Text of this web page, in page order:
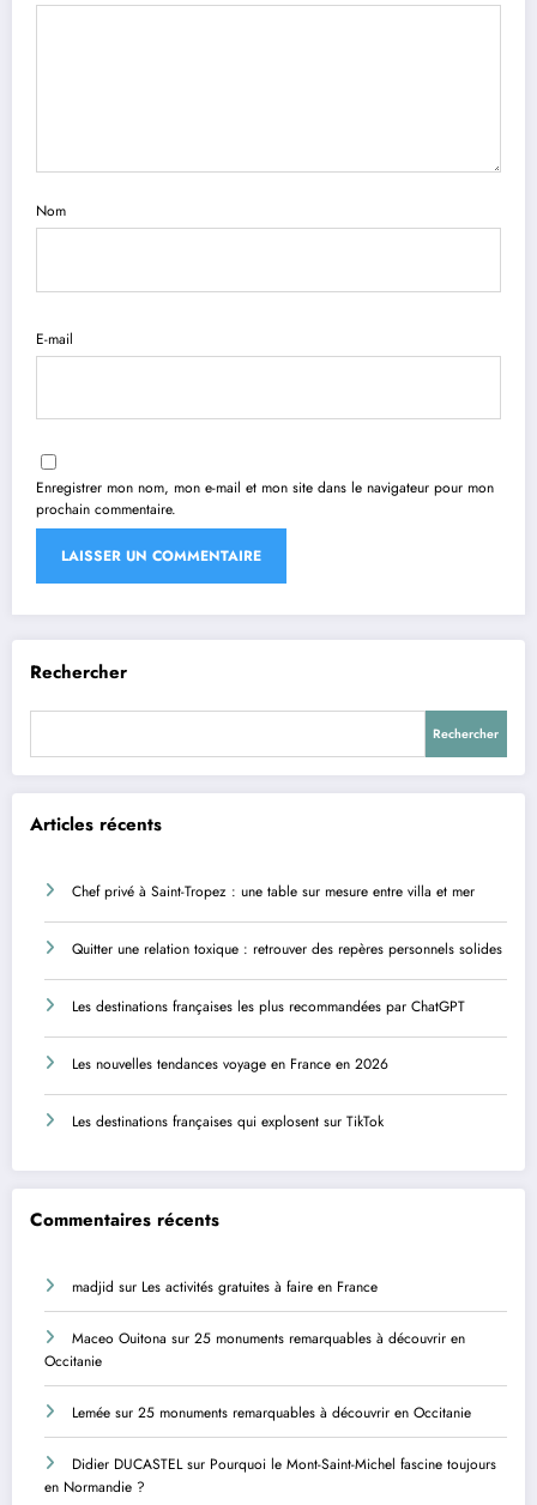
Nom
E-mail
Enregistrer mon nom, mon e-mail et mon site dans le navigateur pour mon
prochain commentaire.
Rechercher
Rechercher
Articles récents
Chef privé à Saint-Tropez : une table sur mesure entre villa et mer
Quitter une relation toxique : retrouver des repères personnels solides
Les destinations françaises les plus recommandées par ChatGPT
Les nouvelles tendances voyage en France en 2026
Les destinations françaises qui explosent sur TikTok
Commentaires récents
madjid sur Les activités gratuites à faire en France
Maceo Ouitona sur 25 monuments remarquables à découvrir en
Occitanie
Lemée sur 25 monuments remarquables à découvrir en Occitanie
Didier DUCASTELsur Pourquoi le Mont-Saint-Michel fascine toujours
en Normandie ?